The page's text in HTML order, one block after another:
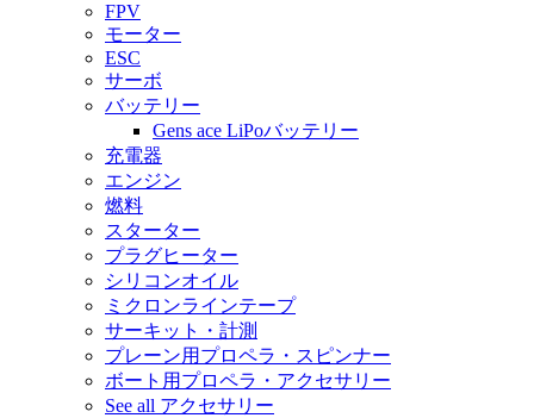
FPV
モーター
ESC
サーボ
バッテリー
Gens ace LiPoバッテリー
充電器
エンジン
燃料
スターター
プラグヒーター
シリコンオイル
ミクロンラインテープ
サーキット・計測
プレーン用プロペラ・スピンナー
ボート用プロペラ・アクセサリー
See all アクセサリー